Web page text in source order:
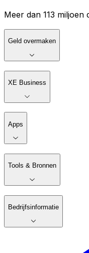
Meer dan 113
Geld overmaken
XE Business
Apps
Tools & Bronnen
Bedrijfsinformatie